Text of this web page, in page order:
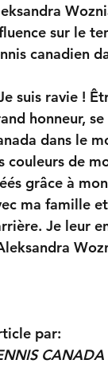
sur le
canadien
suis ravie !
honneur,
dans le
couleurs de
grâce à
ma famille
Je leur
par:
CANADA